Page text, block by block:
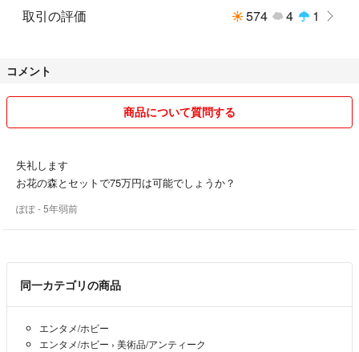
取引の評価 574 4 1
コメント
商品について質問する
失礼します
お花の森とセットで75万円は可能でしょうか？
ぽぽ- 5年弱前
同一カテゴリの商品
エンタメ/ホビー
エンタメ/ホビー › 美術品/アンティーク